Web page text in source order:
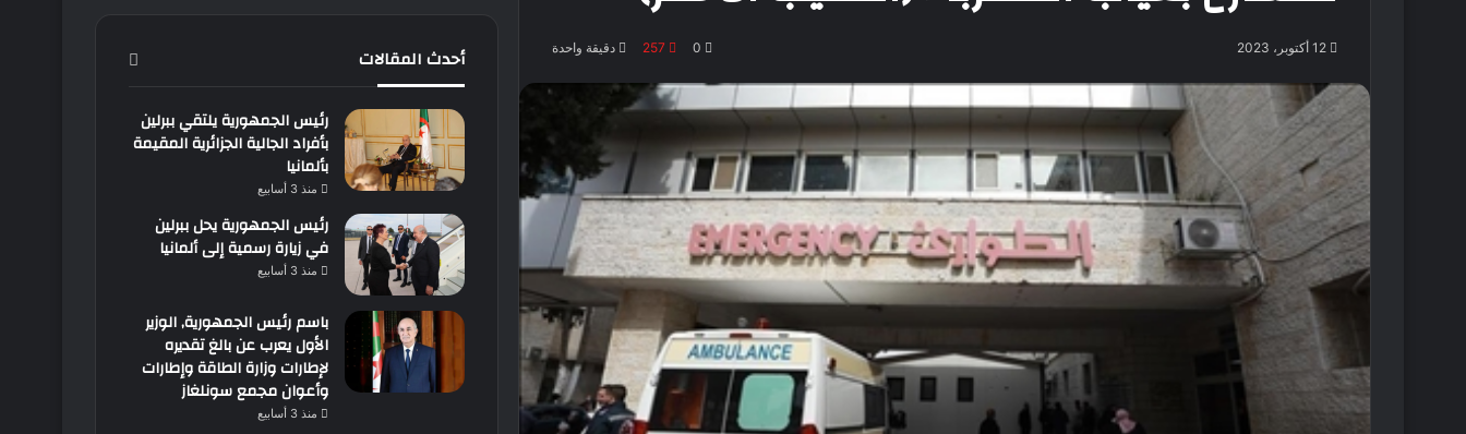
12 أكتوبر، 2023 0
257 دقيقة واحدة أحدث المقالات
رئيس الجمهورية يلتقي ببرلين
بأفراد الجالية الجزائرية المقيمة
بألمانيا
منذ 3 أسابيع
رئيس الجمهورية يحل ببرلين
في زيارة رسمية إلى ألمانيا
منذ 3 أسابيع
باسم رئيس الجمهورية, الوزير
الأول يعرب عن بالغ تقديره
لإطارات وزارة الطاقة وإطارات
وأعوان مجمع سونلغاز
منذ 3 أسابيع